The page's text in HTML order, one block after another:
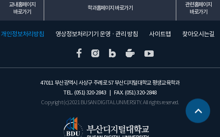
교내홈페이지
바로가기
학과홈페이지 바로가기
관련홈페이지
바로가기
개인정보처리방침 영상정보처리기기 운영 · 관리 방침 사이트맵 찾아오시는길
47011 부산광역시 사상구 주례로 57 부산디지털대학교 평생교육학과
TEL. (051) 320-2843 | FAX. (051) 320-2848
Copyright (c) 2021 BUSAN DIGITAL UNIVERSITY. All rights reserved.